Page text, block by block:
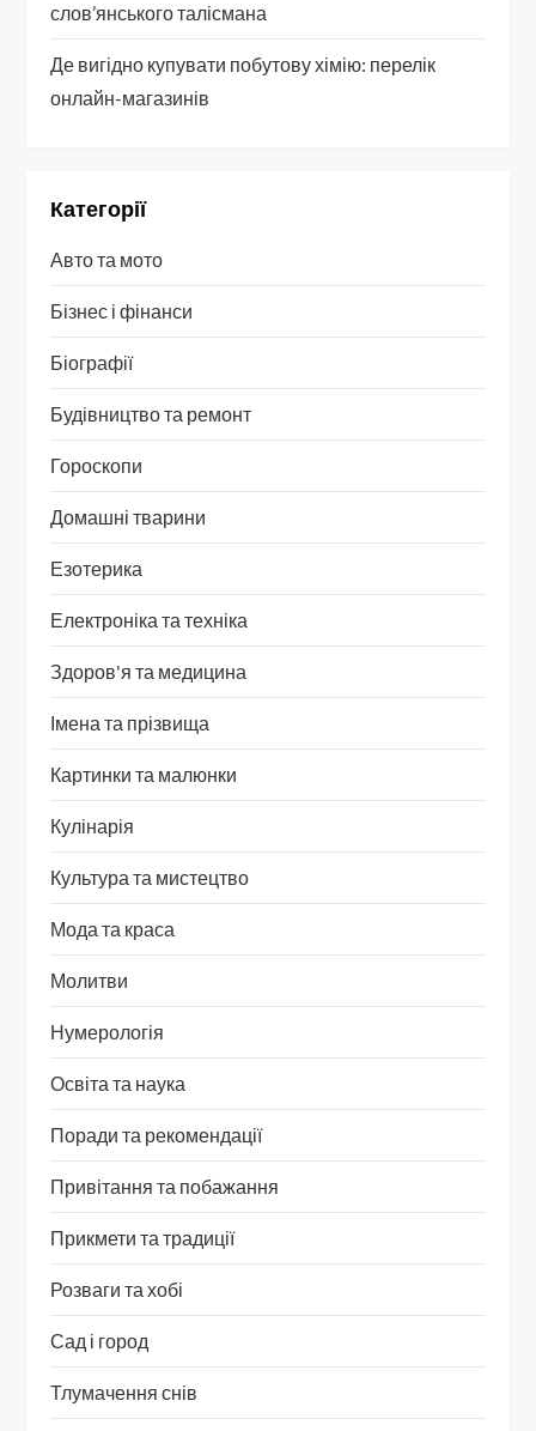
слов’янського талісмана
Де вигідно купувати побутову хімію: перелік
онлайн-магазинів
Категорії
Авто та мото
Бізнес і фінанси
Біографії
Будівництво та ремонт
Гороскопи
Домашні тварини
Езотерика
Електроніка та техніка
Здоров'я та медицина
Імена та прізвища
Картинки та малюнки
Кулінарія
Культура та мистецтво
Мода та краса
Молитви
Нумерологія
Освіта та наука
Поради та рекомендації
Привітання та побажання
Прикмети та традиції
Розваги та хобі
Сад і город
Тлумачення снів